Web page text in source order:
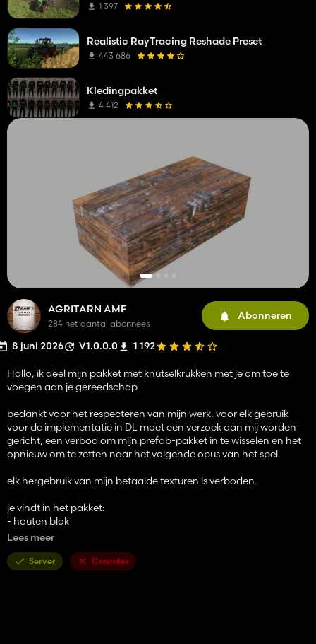
AGRITARN AMF
284 het aantal abonnees
Abonneren
8 juni 2026 V1.0.0.0 1 192
Hallo, ik deel mijn pakket met knutselkrukken met je om toe te
voegen aan je gereedschap
bedankt voor het respecteren van mijn werk, voor elk gebruik
voor de implementatie in DL moet een verzoek aan mij worden
gericht, een verbod om mijn prefab-pakket in te wisselen en het
opnieuw om te zetten naar het volgende opus van het spel.
elk hergebruik van mijn betaalde texturen is verboden.
je vindt in het pakket:
- houten blok
-gestapeld houten blok
- betonblok
Lees meer
Server Consoles
1 397
Realistic RayTracing Reshade Preset
443 686
Kledingpakket
4 412